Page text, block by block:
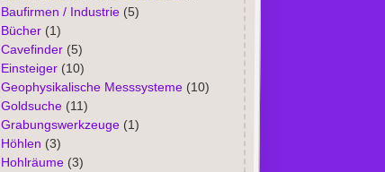
Baufirmen / Industrie(5)
Bücher(1)
Cavefinder(5)
Einsteiger(10)
Geophysikalische Messsysteme(10)
Goldsuche(11)
Grabungswerkzeuge(1)
Höhlen (3)
Hohlräume(3)